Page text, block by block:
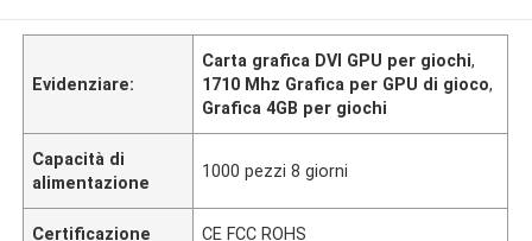
Evidenziare:
Carta grafica DVI GPU per giochi,
1710 Mhz Grafica per GPU di gioco,
Grafica 4GB per giochi
Capacità di
alimentazione
1000 pezzi 8 giorni
Certificazione CE FCC ROHS